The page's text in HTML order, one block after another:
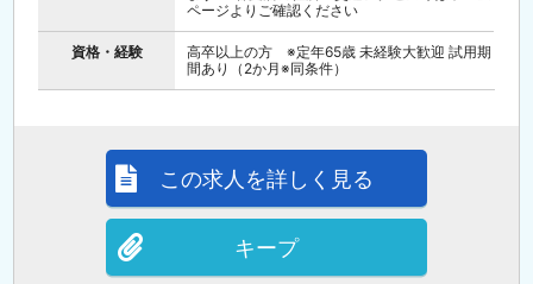
ページよりご確認ください
資格・経験
高卒以上の方 ※定年65歳 未経験大歓迎 試用期
間あり（2か月※同条件）
この求人を詳しく見る
キープ